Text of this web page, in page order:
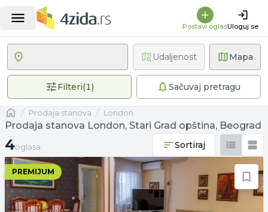
Postavi oglasUloguj se
Mapa
Filteri(1)1 primenjen filterSačuvaj pretragu
Udaljenost
Naslovnaprodaja stanova London
Prodaja stanova London, Stari Grad opština, Beograd
4 oglasa
4oglasa Sortiraj
PREMIJUM